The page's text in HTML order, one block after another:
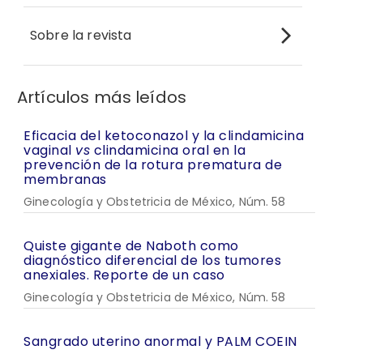
Sobre la revista
Artículos más leídos
Eficacia del ketoconazol y la clindamicina
vaginal vs clindamicina oral en la
prevención de la rotura prematura de
membranas
Ginecología y Obstetricia de México, Núm. 58
Quiste gigante de Naboth como
diagnóstico diferencial de los tumores
anexiales. Reporte de un caso
Ginecología y Obstetricia de México, Núm. 58
Sangrado uterino anormal y PALM COEIN